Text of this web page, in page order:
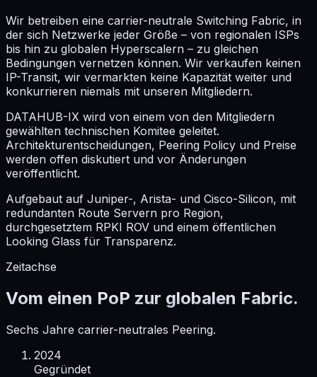
Wir betreiben eine carrier-neutrale Switching Fabric, in
der sich Netzwerke jeder Größe – von regionalen ISPs
bis hin zu globalen Hyperscalern – zu gleichen
Bedingungen vernetzen können. Wir verkaufen keinen
IP-Transit, wir vermarkten keine Kapazität weiter und
konkurrieren niemals mit unseren Mitgliedern.
DATAHUB-IX wird von einem von den Mitgliedern
gewählten technischen Komitee geleitet.
Architekturentscheidungen, Peering Policy und Preise
werden offen diskutiert und vor Änderungen
veröffentlicht.
Aufgebaut auf Juniper-, Arista- und Cisco-Silicon, mit
redundanten Route Servern pro Region,
durchgesetztem RPKI ROV und einem öffentlichen
Looking Glass für Transparenz.
Zeitachse
Vom einen PoP zur globalen Fabric.
Sechs Jahre carrier-neutrales Peering.
2024
Gegründet